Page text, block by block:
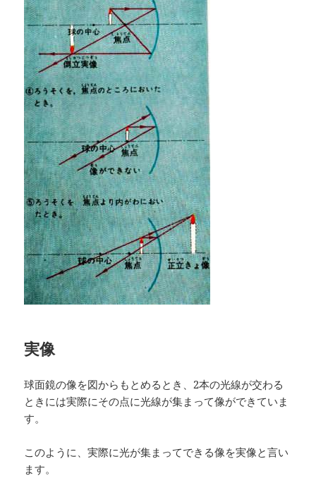
実像
球面鏡の像を図からもとめるとき、2本の光線が交わる
ときには実際にその点に光線が集まって像ができていま
す。
このように、実際に光が集まってできる像を実像と言い
ます。